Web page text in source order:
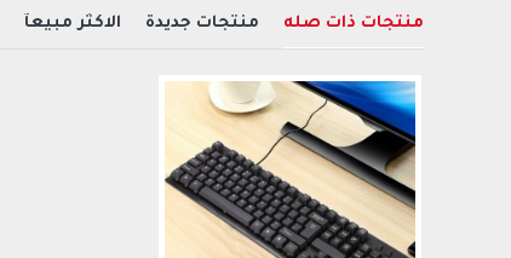
منتجات ذات صله منتجات جديدة الاكثر مبيعآ